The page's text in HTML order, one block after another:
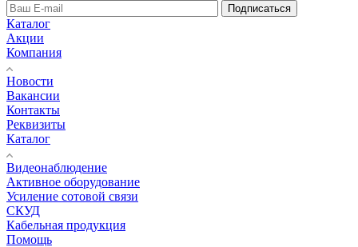
Подписаться
Каталог
Акции
Компания
Новости
Вакансии
Контакты
Реквизиты
Каталог
Видеонаблюдение
Активное оборудование
Усиление сотовой связи
СКУД
Кабельная продукция
Помощь